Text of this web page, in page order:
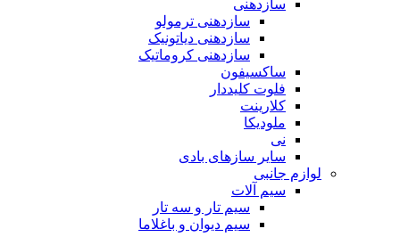
سازدهنی
سازدهنی ترمولو
سازدهنی دیاتونیک
سازدهنی کروماتیک
ساکسیفون
فلوت کلیددار
کلارینت
ملودیکا
نی
سایر سازهای بادی
لوازم جانبی
سیم آلات
سیم تار و سه تار
سیم دیوان و باغلاما